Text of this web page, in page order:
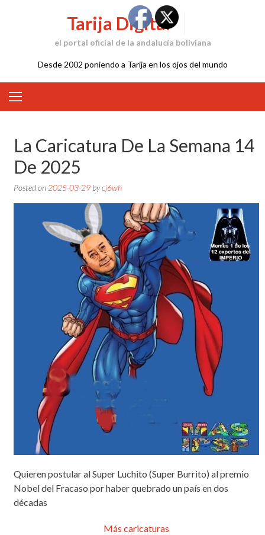
Tarija Digital
el portal oficial de la andalucía boliviana
Desde 2002 poniendo a Tarija en los ojos del mundo
La Caricatura De La Semana 14
De 2025
Posted on 2025-03-29bycj6wh
Quieren postular al Super Luchito (Super Burrito) al premio
Nobel del Fracaso por haber quebrado un país en dos
décadas
Más caricaturas